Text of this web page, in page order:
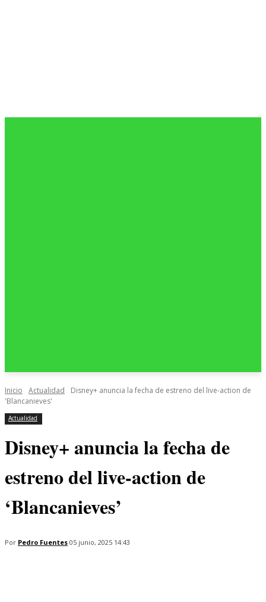
Inicio Actualidad
Disney+ anuncia la fecha de estreno del live-action de
'Blancanieves'
Actualidad
Disney+ anuncia la fecha de
estreno del live-action de
‘Blancanieves’
Por Pedro Fuentes 05 junio, 2025 14:43